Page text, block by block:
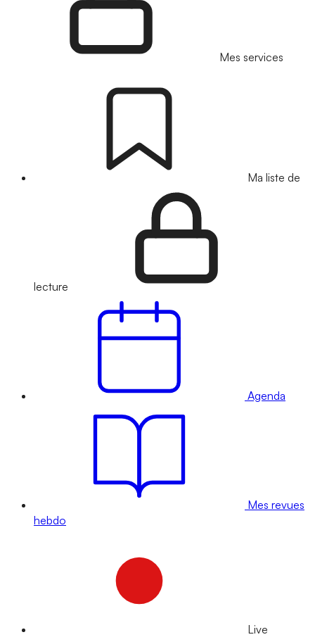
Mes services
Ma liste de
lecture
Agenda
Mes revues
hebdo
Live